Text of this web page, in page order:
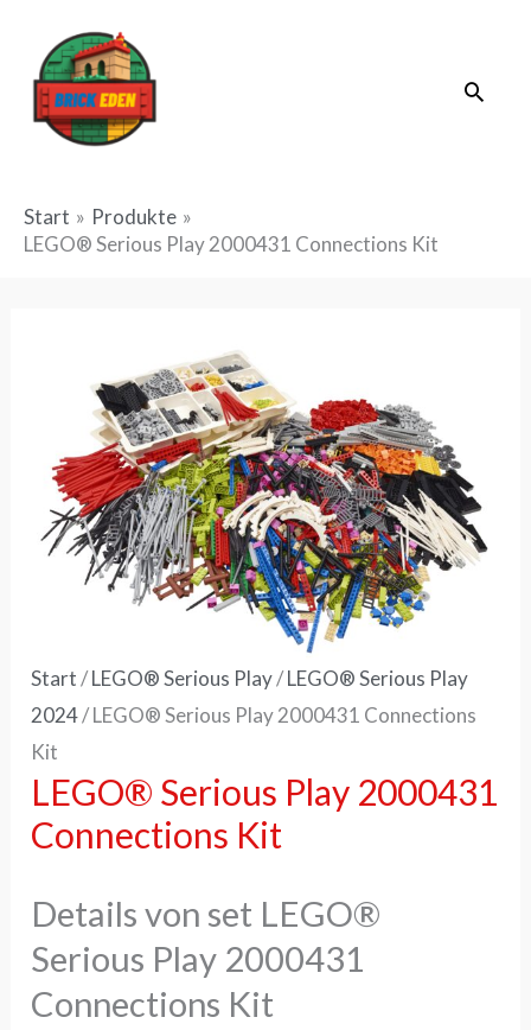
Inhalt
springen
Start
Produkte
LEGO® Serious Play 2000431 Connections Kit
Start/LEGO® Serious Play/LEGO® Serious Play
2024/ LEGO® Serious Play 2000431 Connections
Kit
LEGO® Serious Play 2000431
Connections Kit
Details von set LEGO®
Serious Play 2000431
Connections Kit